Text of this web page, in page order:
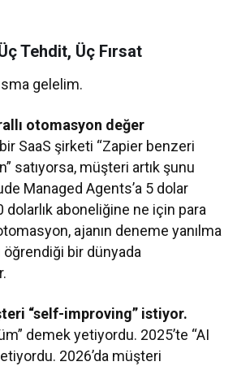
Tehdit, Üç Fırsat
gelelim.
otomasyon değer
SaaS şirketi “Zapier benzeri
satıyorsa, müşteri artık şunu
Managed Agents’a 5 dolar
aboneliğine ne için para
ajanın deneme yanılma
bir dünyada
“self-improving” istiyor.
demek yetiyordu. 2025’te “AI
2026’da müşteri